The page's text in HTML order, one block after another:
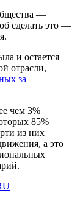
—
сделать это —
и остается
отрасли,
за
чем 3%
85%
из них
а это